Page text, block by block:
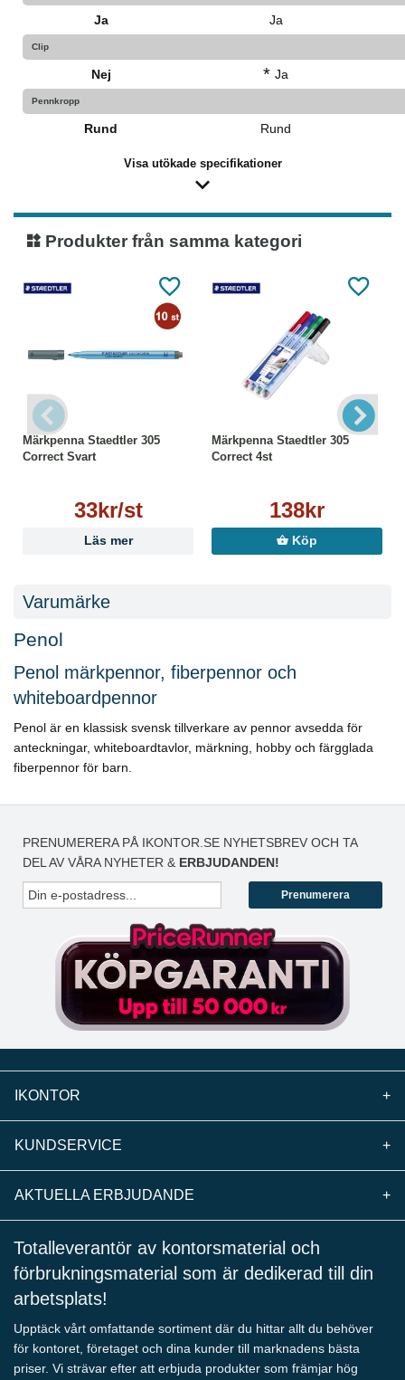
Ja Ja
Clip
Nej * Ja
Pennkropp
Rund Rund
Visa utökade specifikationer
Produkter från samma kategori
Märkpenna Staedtler 305
Correct Svart
33kr/st
Läs mer
Märkpenna Staedtler 305
Correct 4st
138kr
Köp
Varumärke
Penol
Penol märkpennor, fiberpennor och
whiteboardpennor
Penol är en klassisk svensk tillverkare av pennor avsedda för
anteckningar, whiteboardtavlor, märkning, hobby och färgglada
fiberpennor för barn.
PRENUMERERA PÅ IKONTOR.SE NYHETSBREV OCH TA
DEL AV VÅRA NYHETER & ERBJUDANDEN!
Prenumerera
IKONTOR +
KUNDSERVICE +
AKTUELLA ERBJUDANDE +
Totalleverantör av kontorsmaterial och
förbrukningsmaterial som är dedikerad till din
arbetsplats!
Upptäck vårt omfattande sortiment där du hittar allt du behöver
för kontoret, företaget och dina kunder till marknadens bästa
priser. Vi strävar efter att erbjuda produkter som främjar hög